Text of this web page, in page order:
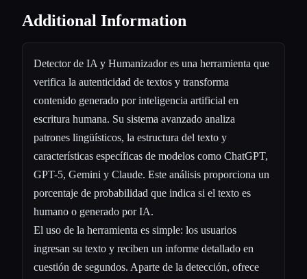
Additional Information
Detector de IA y Humanizador es una herramienta que
verifica la autenticidad de textos y transforma
contenido generado por inteligencia artificial en
escritura humana. Su sistema avanzado analiza
patrones lingüísticos, la estructura del texto y
características específicas de modelos como ChatGPT,
GPT-5, Gemini y Claude. Este análisis proporciona un
porcentaje de probabilidad que indica si el texto es
humano o generado por IA.
El uso de la herramienta es simple: los usuarios
ingresan su texto y reciben un informe detallado en
cuestión de segundos. Aparte de la detección, ofrece